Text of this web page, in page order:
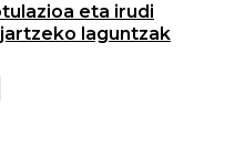
eta irudi
laguntzak